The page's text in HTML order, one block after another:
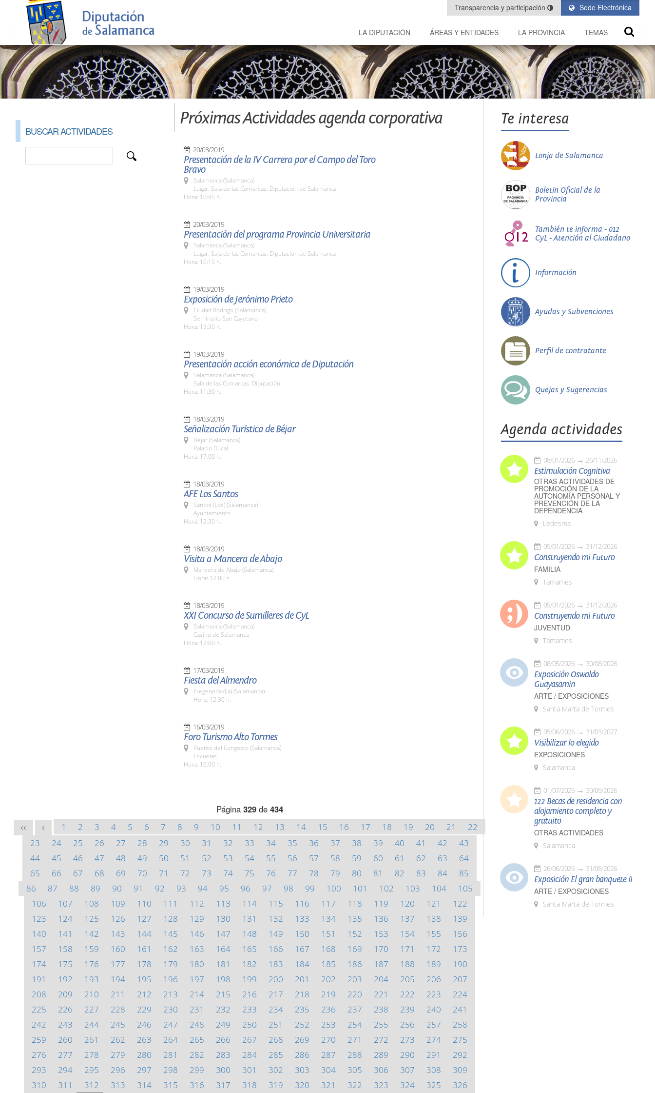
Sede Electrónica
Transparencia y participación
LA DIPUTACIÓN ÁREAS Y ENTIDADES LA PROVINCIA TEMAS
BUSCAR ACTIVIDADES
Próximas Actividades agenda corporativa
20/03/2019
Presentación de la IV Carrera por el Campo del Toro
Bravo
Salamanca (Salamanca)
Lugar: Sala de las Comarcas. Diputación de Salamanca
Hora: 10:45 h.
20/03/2019
Presentación del programa Provincia Universitaria
Salamanca (Salamanca)
Lugar: Sala de las Comarcas. Diputación de Salamanca
Hora: 10:15 h.
19/03/2019
Exposición de Jerónimo Prieto
Ciudad Rodrigo (Salamanca)
Seminario San Cayetano
Hora: 13:30 h.
19/03/2019
Presentación acción económica de Diputación
Salamanca (Salamanca)
Sala de las Comarcas. Diputación
Hora: 11:30 h.
18/03/2019
Señalización Turística de Béjar
Béjar (Salamanca)
Palacio Ducal
Hora: 17:00 h.
18/03/2019
AFE Los Santos
Santos (Los) (Salamanca)
Ayuntamiento
Hora: 12:30 h.
18/03/2019
Visita a Mancera de Abajo
Mancera de Abajo (Salamanca)
Hora: 12:00 h.
18/03/2019
XXI Concurso de Sumilleres de CyL
Salamanca (Salamanca)
Casino de Salamanca
Hora: 12:00 h.
17/03/2019
Fiesta del Almendro
Fregeneda (La) (Salamanca)
Hora: 12:30 h.
16/03/2019
Foro Turismo Alto Tormes
Puente del Congosto (Salamanca)
Escuelas
Hora: 10:00 h.
Página 329de 434
<< < 1 2 3 4 5 6 7 8 9 10 11 12 13 14 15 16 17 18 19 20 21
22
23
24 25 26 27 28 29 30 31 32 33 34 35 36 37 38 39 40 41 42
43
44
45 46 47 48 49 50 51 52 53 54 55 56 57 58 59 60 61 62 63
64
65
66 67 68 69 70 71 72 73 74 75 76 77 78 79 80 81 82 83 84
85
86
87 88 89 90 91 92 93 94 95 96 97 98 99 100 101 102 103 104
105
106
107 108 109 110 111 112 113 114 115 116 117 118 119 120 121
122
123
124 125 126 127 128 129 130 131 132 133 134 135 136 137 138
139
140
141 142 143 144 145 146 147 148 149 150 151 152 153 154 155
156
157
158 159 160 161 162 163 164 165 166 167 168 169 170 171 172
173
174
175 176 177 178 179 180 181 182 183 184 185 186 187 188 189
190
191
192 193 194 195 196 197 198 199 200 201 202 203 204 205 206
207
208
209 210 211 212 213 214 215 216 217 218 219 220 221 222 223
224
225
226 227 228 229 230 231 232 233 234 235 236 237 238 239 240
241
242
243 244 245 246 247 248 249 250 251 252 253 254 255 256 257
258
259
260 261 262 263 264 265 266 267 268 269 270 271 272 273 274
275
276
277 278 279 280 281 282 283 284 285 286 287 288 289 290 291
292
293
294 295 296 297 298 299 300 301 302 303 304 305 306 307 308
309
310
311 312 313 314 315 316 317 318 319 320 321 322 323 324 325 326
Te interesa
Lonja de Salamanca
Boletín Oficial de la
Provincia
También te informa - 012
CyL - Atención al Ciudadano
Información
Ayudas y Subvenciones
Perfil de contratante
Quejas y Sugerencias
Agenda actividades
08/01/2026 26/11/2026
Estimulación Cognitiva
OTRAS ACTIVIDADES DE
PROMOCIÓN DE LA
AUTONOMÍA PERSONAL Y
PREVENCIÓN DE LA
DEPENDENCIA
Ledesma
09/01/2026 31/12/2026
Construyendo mi Futuro
FAMILIA
Tamames
09/01/2026 31/12/2026
Construyendo mi Futuro
JUVENTUD
Tamames
08/05/2026 30/08/2026
Exposición Oswaldo
Guayasamín
ARTE / EXPOSICIONES
Santa Marta de Tormes
05/06/2026 31/03/2027
Visibilizar lo elegido
EXPOSICIONES
Salamanca
01/07/2026 30/09/2026
122 Becas de residencia con
alojamiento completo y
gratuito
OTRAS ACTIVIDADES
Salamanca
26/06/2026 31/08/2026
Exposición El gran banquete II
ARTE / EXPOSICIONES
Santa Marta de Tormes